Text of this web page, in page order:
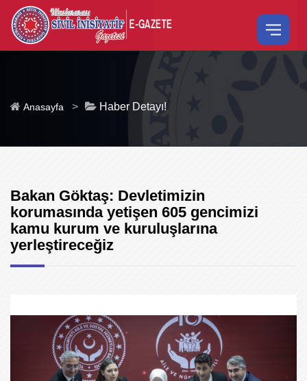
Anasayfa > Haber Detayı!
Bakan Göktaş: Devletimizin
korumasında yetişen 605 gencimizi
kamu kurum ve kuruluşlarına
yerleştireceğiz